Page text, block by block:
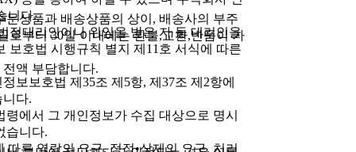
상품과 배송상품의 상이, 배송사의 부주
로부터 30일 이내에는 환불,교환,반품이 가
액 부담합니다.
니다.
대리인이나 위임을 받은 자 등 대리인을
보호법 시행규칙 별지 제11호 서식에 따른
보보호법 제35조 제5항, 제37조 제2항에
다.
에서 그 개인정보가 수집 대상으로 명시
습니다.
른 열람의 요구, 정정•삭제의 요구, 처리